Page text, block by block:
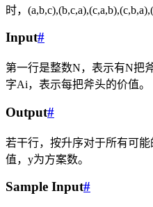
时，
Input#
第一行是整数N，表示有N把
字Ai，表示每把斧头的价值。
Output#
若干行，按升序对于所有可
值，y为方案数。
Sample Input#